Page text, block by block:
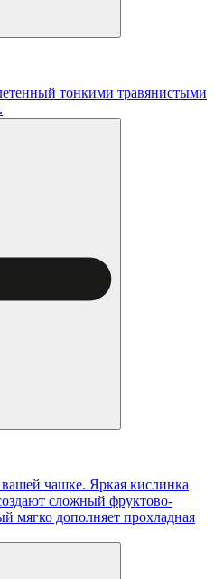
тонкими травянистыми
чашке. Яркая кислинка
сложный фруктово-
мягко дополняет прохладная